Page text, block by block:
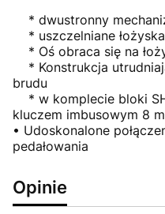
* dwustronny
* uszczelniane łożyska
* Oś obraca się na
* Konstrukcja
brudu
* w komplecie bloki
kluczem imbusowym 8
• Udoskonalone
pedałowania
Opinie